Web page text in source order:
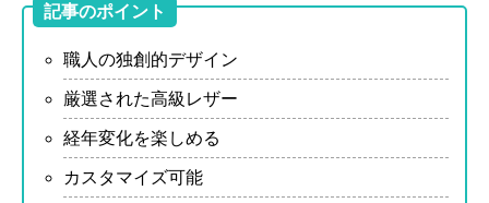
記事のポイント
職人の独創的デザイン
厳選された高級レザー
経年変化を楽しめる
カスタマイズ可能